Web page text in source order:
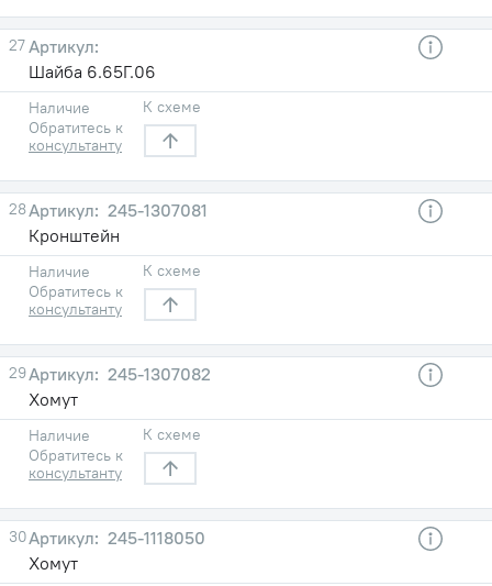
27
Шайба 6.65Г.06
Наличие
Обратитесь к
консультанту
К схеме
28
245-1307081
Кронштейн
Наличие
Обратитесь к
консультанту
К схеме
29
245-1307082
Хомут
Наличие
Обратитесь к
консультанту
К схеме
30
245-1118050
Хомут